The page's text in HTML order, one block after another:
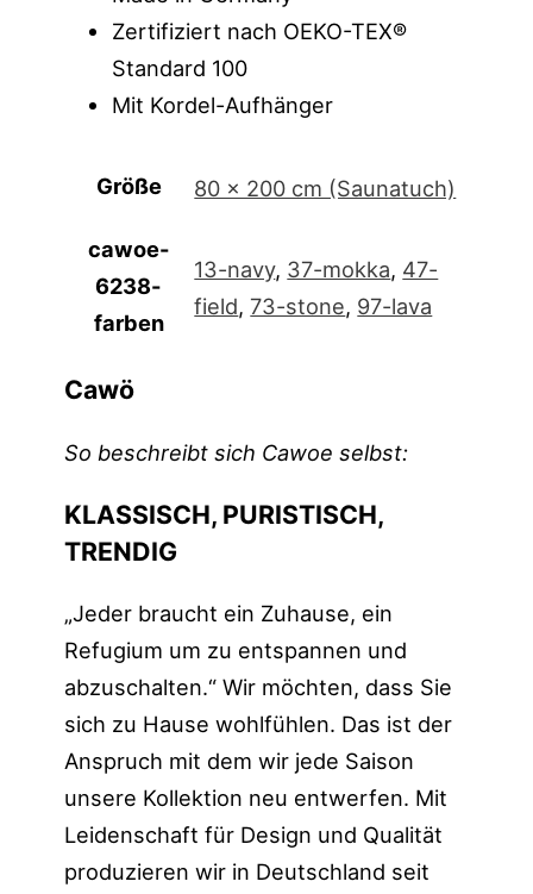
Zertifiziert nach OEKO-TEX®
Standard 100
Mit Kordel-Aufhänger
Größe 80 x 200 cm (Saunatuch)
cawoe-
6238-
farben
13-navy, 37-mokka, 47-
field,73-stone, 97-lava
Cawö
So beschreibt sich Cawoe selbst:
KLASSISCH, PURISTISCH,
TRENDIG
„Jeder braucht ein Zuhause, ein
Refugium um zu entspannen und
abzuschalten.“ Wir möchten, dass Sie
sich zu Hause wohlfühlen. Das ist der
Anspruch mit dem wir jede Saison
unsere Kollektion neu entwerfen. Mit
Leidenschaft für Design und Qualität
produzieren wir in Deutschland seit